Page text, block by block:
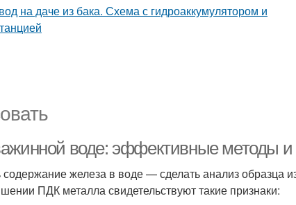
воде: эффективные методы
железа в воде — сделать анализ образца
ПДК металла свидетельствуют такие признаки: